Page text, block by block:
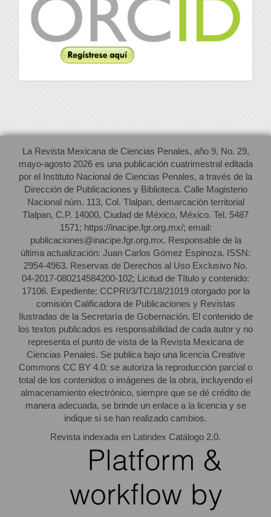
La Revista Mexicana de Ciencias Penales, año 9, No. 29,
mayo-agosto 2026 es una publicación cuatrimestral editada
por el Instituto Nacional de Ciencias Penales, a través de la
Dirección de Publicaciones y Biblioteca. Calle Magisterio
Nacional núm. 113, Col. Tlalpan, demarcación territorial
Tlalpan, C.P. 14000, Ciudad de México, México. Tel. 5487
1571; https://inacipe.fgr.org.mx/; email:
publicaciones@inacipe.fgr.org.mx. Responsable de la
última actualización: Juan Carlos Gómez Espinoza. ISSN:
2954-4963. Reservas de Derechos al Uso Exclusivo No.
04-2017-080214584200-102; Licitud de Título y contenido:
17106. Expediente: CCPRI/3/TC/18/21019 otorgado por la
comisión Calificadora de Publicaciones y Revistas
Ilustradas de la Secretaría de Gobernación. El contenido de
los textos publicados es responsabilidad de cada autor y no
representa el punto de vista de la Revista Mexicana de
Ciencias Penales. Se publica bajo una licencia Creative
Commons CC BY 4.0: se autoriza la reproducción parcial o
total de los contenidos o imágenes de la obra, incluyendo el
almacenamiento electrónico, siempre que se dé crédito de
manera adecuada, se brinde un enlace a la licencia y se
indique si se han realizado cambios.
Revista indexada en Latindex Catálogo 2.0.